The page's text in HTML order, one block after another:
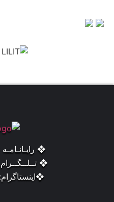
❖ رایـانـامـه
❖
❖اینستاگرام: